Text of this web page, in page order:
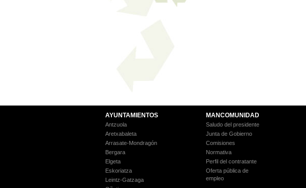
AYUNTAMIENTOS
Antzuola
Aretxabaleta
Arrasate-Mondragón
Bergara
Elgeta
Eskoriatza
Leintz-Gatzaga
MANCOMUNIDAD
Saludo del presidente
Junta de Gobierno
Comisiones
Normativa
Perfil del contratante
Oferta pública de
empleo